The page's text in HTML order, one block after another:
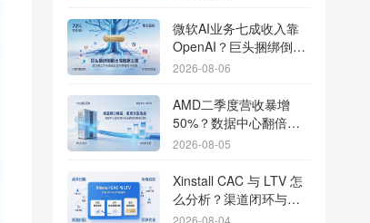
微软AI业务七成收入靠
OpenAI？巨头捆绑倒逼
出海App独立追踪全渠道
2026-08-06
AMD二季度营收暴增
50%？数据中心翻倍增
长驱动跨端分发新底座
2026-08-05
Xinstall CAC 与 LTV 怎
么分析？渠道闭环与投
放回报解析
2026-08-04